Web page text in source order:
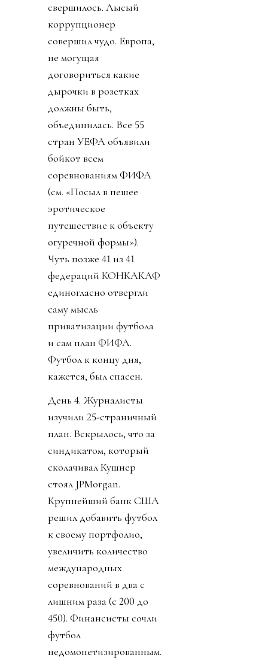
свершилось. Лысый
коррупционер
совершил чудо. Европа,
не могущая
договориться какие
дырочки в розетках
должны быть,
объединилась. Все 55
стран УЕФА объявили
бойкот всем
соревнованиям ФИФА
(см. «Посыл в пешее
эротическое
путешествие к объекту
огуречной формы»).
Чуть позже 41 из 41
федераций КОНКАКАФ
единогласно отвергли
саму мысль
приватизации футбола
и сам план ФИФА.
Футбол к концу дня,
кажется, был спасен.
День 4. Журналисты
изучили 25-страничный
план. Вскрылось, что за
синдикатом, который
сколачивал Кушнер
стоял JPMorgan.
Крупнейший банк США
решил добавить футбол
к своему портфолио,
увеличить количество
международных
соревнований в два с
лишним раза (с 200 до
450). Финансисты сочли
футбол
недомонетизированным.